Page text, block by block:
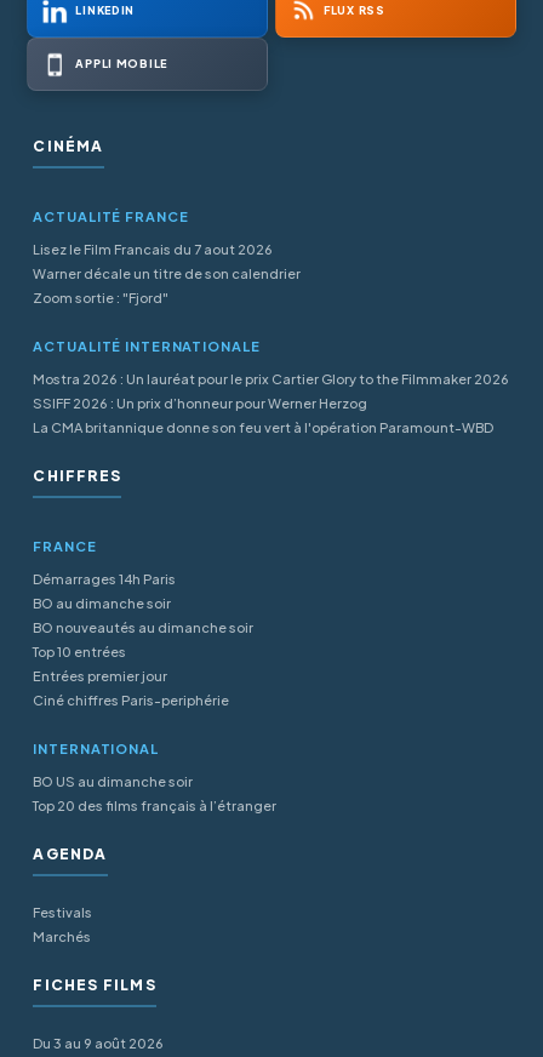
LINKEDIN FLUX RSS
APPLI MOBILE
CINÉMA
ACTUALITÉ FRANCE
Lisez le Film Francais du 7 aout 2026
Warner décale un titre de son calendrier
Zoom sortie : "Fjord"
ACTUALITÉ INTERNATIONALE
Mostra 2026 : Un lauréat pour le prix Cartier Glory to the Filmmaker 2026
SSIFF 2026 : Un prix d’honneur pour Werner Herzog
La CMA britannique donne son feu vert à l'opération Paramount-WBD
CHIFFRES
FRANCE
Démarrages 14h Paris
BO au dimanche soir
BO nouveautés au dimanche soir
Top 10 entrées
Entrées premier jour
Ciné chiffres Paris-periphérie
INTERNATIONAL
BO US au dimanche soir
Top 20 des films français à l’étranger
AGENDA
Festivals
Marchés
FICHES FILMS
Du 3 au 9 août 2026